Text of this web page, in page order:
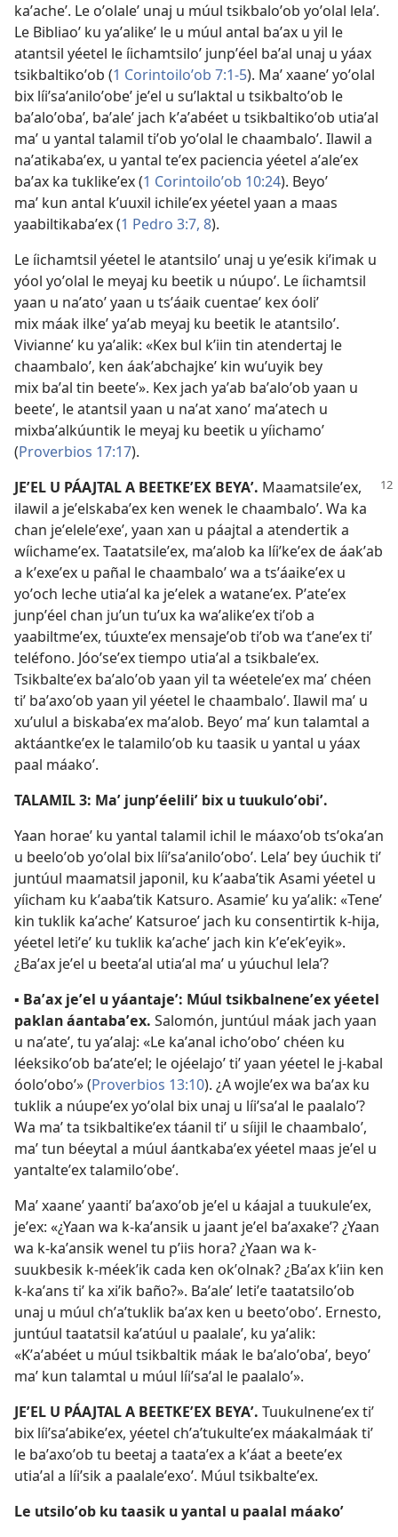
kaʼacheʼ. Le oʼolaleʼ unaj u múul tsikbaloʼob yoʼolal lelaʼ.
Le Bibliaoʼ ku yaʼalikeʼ le u múul antal baʼax u yil le
atantsil yéetel le íichamtsiloʼ junpʼéel baʼal unaj u yáax
tsikbaltikoʼob (1 Corintoiloʼob 7:1-5). Maʼ xaaneʼ yoʼolal
bix líiʼsaʼaniloʼobeʼ jeʼel u suʼlaktal u tsikbaltoʼob le
baʼaloʼobaʼ, baʼaleʼ jach kʼaʼabéet u tsikbaltikoʼob utiaʼal
maʼ u yantal talamil tiʼob yoʼolal le chaambaloʼ. Ilawil a
naʼatikabaʼex, u yantal teʼex paciencia yéetel aʼaleʼex
baʼax ka tuklikeʼex (1 Corintoiloʼob 10:24). Beyoʼ
maʼ kun antal kʼuuxil ichileʼex yéetel yaan a maas
yaabiltikabaʼex (1 Pedro 3:7, 8).
Le íichamtsil yéetel le atantsiloʼ unaj u yeʼesik kiʼimak u
yóol yoʼolal le meyaj ku beetik u núupoʼ. Le íichamtsil
yaan u naʼatoʼ yaan u tsʼáaik cuentaeʼ kex óoliʼ
mix máak ilkeʼ yaʼab meyaj ku beetik le atantsiloʼ.
Vivianneʼ ku yaʼalik: «Kex bul kʼiin tin atendertaj le
chaambaloʼ, ken áakʼabchajkeʼ kin wuʼuyik bey
mix baʼal tin beeteʼ». Kex jach yaʼab baʼaloʼob yaan u
beeteʼ, le atantsil yaan u naʼat xanoʼ maʼatech u
mixbaʼalkúuntik le meyaj ku beetik u yíichamoʼ
(Proverbios 17:17).
JEʼEL U PÁAJTAL A BEETKEʼEX BEYAʼ. Maamatsileʼex,
ilawil a jeʼelskabaʼex ken wenek le chaambaloʼ. Wa ka
chan jeʼeleleʼexeʼ, yaan xan u páajtal a atendertik a
wíichameʼex. Taatatsileʼex, maʼalob ka líiʼkeʼex de áakʼab
a kʼexeʼex u pañal le chaambaloʼ wa a tsʼáaikeʼex u
yoʼoch leche utiaʼal ka jeʼelek a wataneʼex. Pʼateʼex
junpʼéel chan juʼun tuʼux ka waʼalikeʼex tiʼob a
yaabiltmeʼex, túuxteʼex mensajeʼob tiʼob wa tʼaneʼex tiʼ
teléfono. Jóoʼseʼex tiempo utiaʼal a tsikbaleʼex.
Tsikbalteʼex baʼaloʼob yaan yil ta wéeteleʼex maʼ chéen
tiʼ baʼaxoʼob yaan yil yéetel le chaambaloʼ. Ilawil maʼ u
xuʼulul a biskabaʼex maʼalob. Beyoʼ maʼ kun talamtal a
aktáantkeʼex le talamiloʼob ku taasik u yantal u yáax
paal máakoʼ.
TALAMIL 3: Maʼ junpʼéeliliʼ bix u tuukuloʼobiʼ.
Yaan horaeʼ ku yantal talamil ichil le máaxoʼob tsʼokaʼan
u beeloʼob yoʼolal bix líiʼsaʼaniloʼoboʼ. Lelaʼ bey úuchik tiʼ
juntúul maamatsil japonil, ku kʼaabaʼtik Asami yéetel u
yíicham ku kʼaabaʼtik Katsuro. Asamieʼ ku yaʼalik: «Teneʼ
kin tuklik kaʼacheʼ Katsuroeʼ jach ku consentirtik k-hija,
yéetel letiʼeʼ ku tuklik kaʼacheʼ jach kin kʼeʼekʼeyik».
¿Baʼax jeʼel u beetaʼal utiaʼal maʼ u yúuchul lelaʼ?
▪ Baʼax jeʼel u yáantajeʼ: Múul tsikbalneneʼex yéetel
paklan áantabaʼex. Salomón, juntúul máak jach yaan
u naʼateʼ, tu yaʼalaj: «Le kaʼanal ichoʼoboʼ chéen ku
léeksikoʼob baʼateʼel; le ojéelajoʼ tiʼ yaan yéetel le j-kabal
óoloʼoboʼ» (Proverbios 13:10). ¿A wojleʼex wa baʼax ku
tuklik a núupeʼex yoʼolal bix unaj u líiʼsaʼal le paalaloʼ?
Wa maʼ ta tsikbaltikeʼex táanil tiʼ u síijil le chaambaloʼ,
maʼ tun béeytal a múul áantkabaʼex yéetel maas jeʼel u
yantalteʼex talamiloʼobeʼ.
Maʼ xaaneʼ yaantiʼ baʼaxoʼob jeʼel u káajal a tuukuleʼex,
jeʼex: «¿Yaan wa k-kaʼansik u jaant jeʼel baʼaxakeʼ? ¿Yaan
wa k-kaʼansik wenel tu pʼiis hora? ¿Yaan wa k-
suukbesik k-méekʼik cada ken okʼolnak? ¿Baʼax kʼiin ken
k-kaʼans tiʼ ka xiʼik baño?». Baʼaleʼ letiʼe taatatsiloʼob
unaj u múul chʼaʼtuklik baʼax ken u beetoʼoboʼ. Ernesto,
juntúul taatatsil kaʼatúul u paalaleʼ, ku yaʼalik:
«Kʼaʼabéet u múul tsikbaltik máak le baʼaloʼobaʼ, beyoʼ
maʼ kun talamtal u múul líiʼsaʼal le paalaloʼ».
JEʼEL U PÁAJTAL A BEETKEʼEX BEYAʼ. Tuukulneneʼex tiʼ
bix líiʼsaʼabikeʼex, yéetel chʼaʼtukulteʼex máakalmáak tiʼ
le baʼaxoʼob tu beetaj a taataʼex a kʼáat a beeteʼex
utiaʼal a líiʼsik a paalaleʼexoʼ. Múul tsikbalteʼex.
Le utsiloʼob ku taasik u yantal u paalal máakoʼ